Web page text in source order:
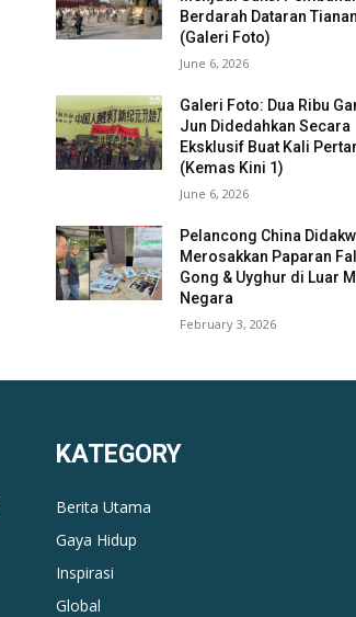
Berdarah Dataran
(Galeri Foto)
June 6, 2026
Galeri Foto: Dua Ribu
Jun Didedahkan Secara
Eksklusif Buat Kali
(Kemas Kini 1)
June 6, 2026
Pelancong China
Merosakkan Paparan
Gong & Uyghur di Luar
Negara
February 3, 2026
KATEGORY
Berita Utama
Gaya Hidup
Inspirasi
Global